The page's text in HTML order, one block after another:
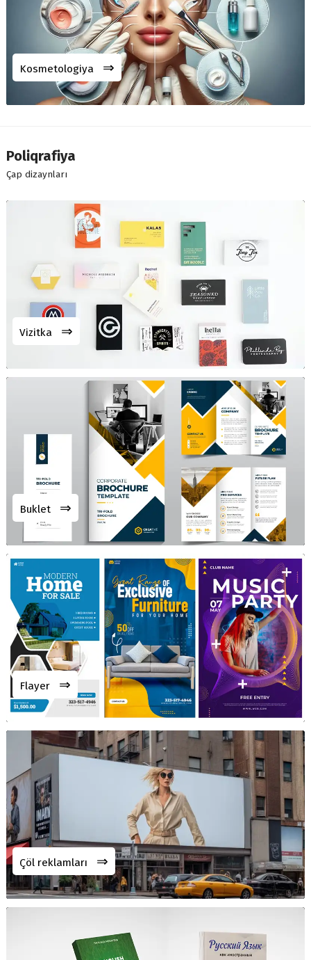
Kosmetologiya ⇒
Poliqrafiya
Çap dizaynları
Vizitka ⇒
Buklet ⇒
Flayer ⇒
Çöl reklamları ⇒